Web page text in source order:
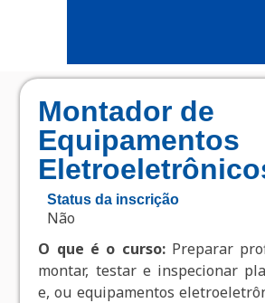
Montador de
Equipamentos
Status da inscrição
Não
O que é o curso:Preparar
montar, testar e inspecionar
e, ou equipamentos